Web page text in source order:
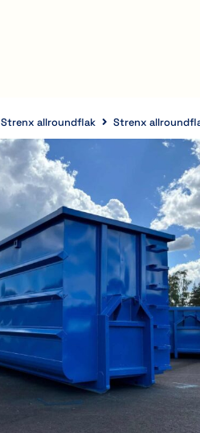
Strenx allroundflak Strenx